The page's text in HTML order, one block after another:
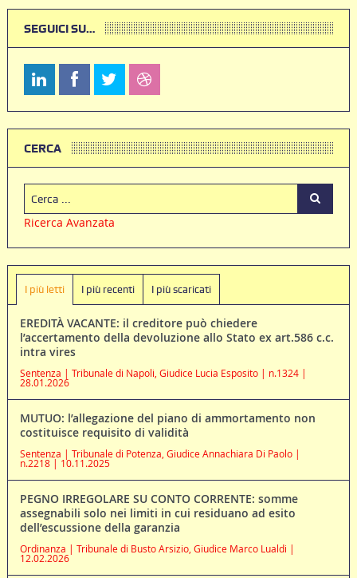
SEGUICI SU…
CERCA
Ricerca Avanzata
I più letti I più recenti I più scaricati
EREDITÀ VACANTE: il creditore può chiedere
l’accertamento della devoluzione allo Stato ex art.586 c.c.
intra vires
Sentenza | Tribunale di Napoli, Giudice Lucia Esposito | n.1324 |
28.01.2026
MUTUO: l’allegazione del piano di ammortamento non
costituisce requisito di validità
Sentenza | Tribunale di Potenza, Giudice Annachiara Di Paolo |
n.2218 | 10.11.2025
PEGNO IRREGOLARE SU CONTO CORRENTE: somme
assegnabili solo nei limiti in cui residuano ad esito
dell’escussione della garanzia
Ordinanza | Tribunale di Busto Arsizio, Giudice Marco Lualdi |
12.02.2026